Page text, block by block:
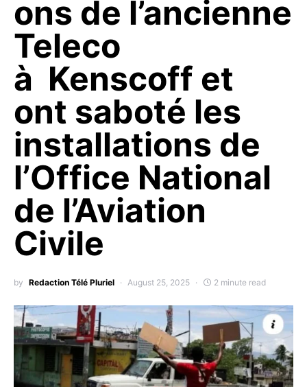
ons de l’ancienne
Teleco
à Kenscoff et
ont saboté les
installations de
l’Office National
de l’Aviation
Civile
by Redaction Télé Pluriel August 25, 2025 2 minute read